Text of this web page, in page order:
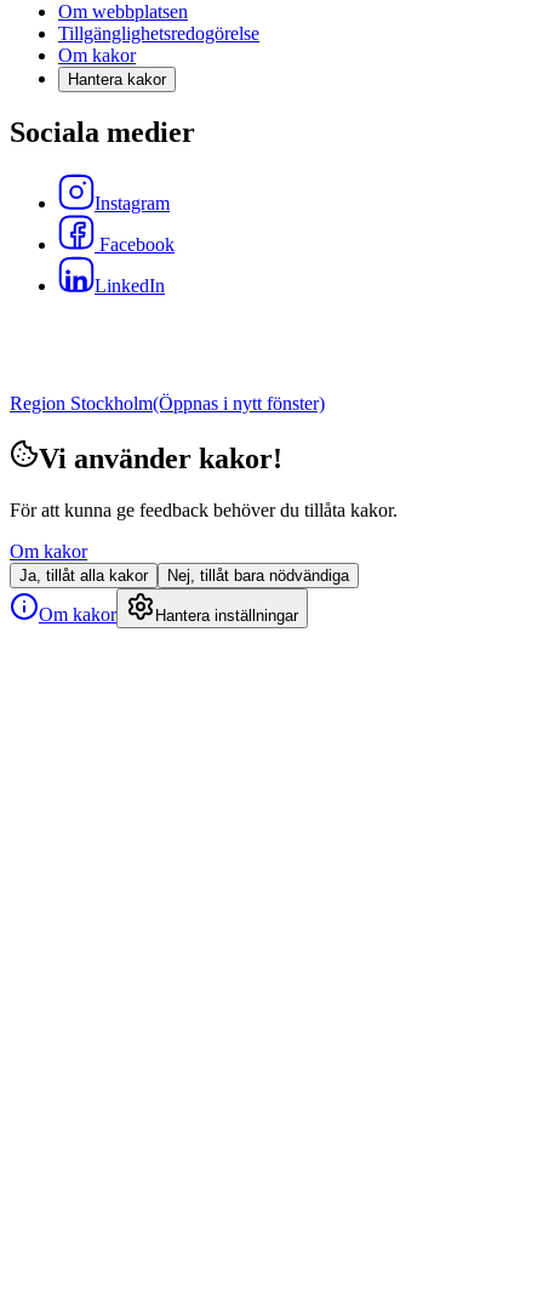
Om webbplatsen
Tillgänglighetsredogörelse
Om kakor
Hantera kakor
Sociala medier
Instagram
Facebook
LinkedIn
Region Stockholm(Öppnas i nytt fönster)
Vi använder kakor!
För att kunna ge feedback behöver du tillåta kakor.
Om kakor
Ja, tillåt alla kakor Nej, tillåt bara nödvändiga
Om kakor Hantera inställningar